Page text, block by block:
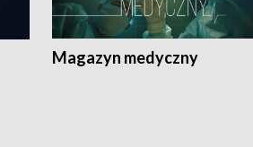
Magazyn medyczny